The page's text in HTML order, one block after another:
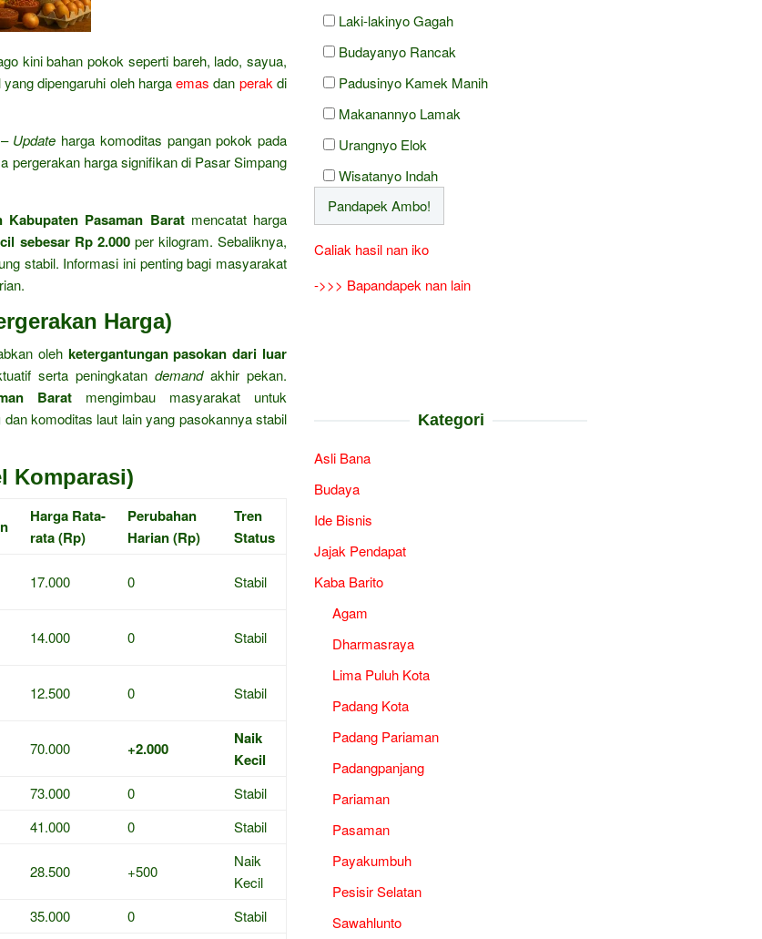
kini bahan pokok seperti bareh, lado, sayua,
dipengaruhi oleh hargaemas dan perak di
Update harga komoditas pangan pokok pada
pergerakan harga signifikan di Pasar Simpang
Kabupaten Pasaman Baratmencatat harga
sebesar Rp 2.000per kilogram. Sebaliknya,
stabil. Informasi ini penting bagi masyarakat
Harga)
oleh ketergantungan pasokan dari luar
serta peningkatan demandakhir pekan.
Barat mengimbau masyarakat untuk
dan komoditas laut lain yang pasokannya stabil
Komparasi)
Harga Rata-
rata (Rp)
Perubahan
Harian (Rp)
Tren
Status
17.000 0 Stabil
14.000 0 Stabil
12.500 0 Stabil
70.000 +2.000
Naik
Kecil
73.000 0
Stabil
41.000 0 Stabil
28.500 +500
Naik
Kecil
35.000 0 Stabil
Laki-lakinyo Gagah
Budayanyo Rancak
Padusinyo Kamek Manih
Makanannyo Lamak
Urangnyo Elok
Wisatanyo Indah
Caliak hasil nan iko
->>> Bapandapek nan lain
Kategori
Asli Bana
Budaya
Ide Bisnis
Jajak Pendapat
Kaba Barito
Agam
Dharmasraya
Lima Puluh Kota
Padang Kota
Padang Pariaman
Padangpanjang
Pariaman
Pasaman
Payakumbuh
Pesisir Selatan
Sawahlunto